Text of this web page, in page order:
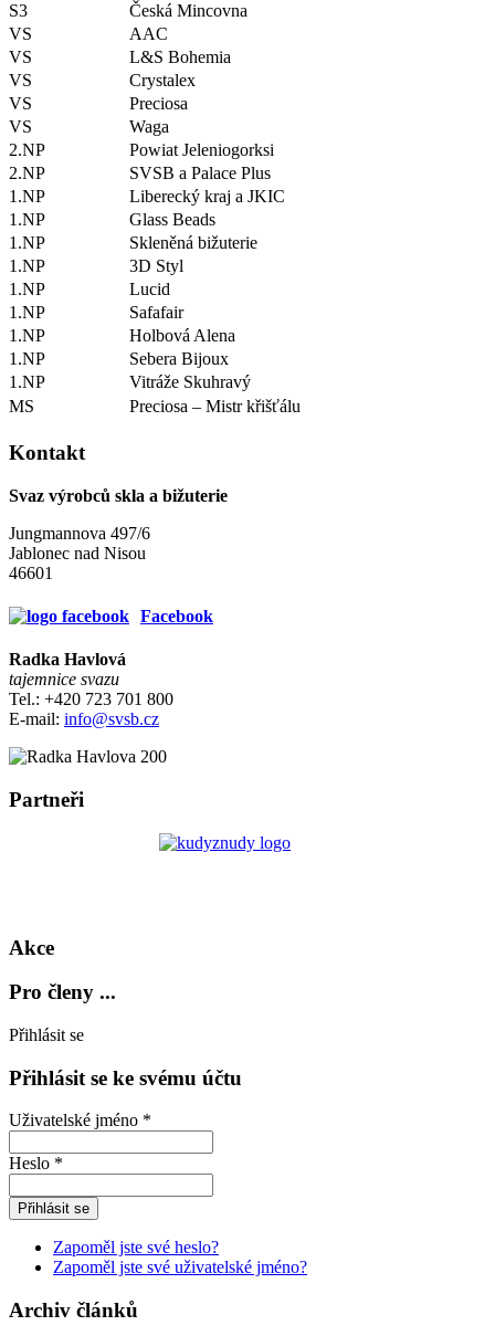
S3
Česká Mincovna
VS
AAC
VS
L&S Bohemia
VS
Crystalex
VS
Preciosa
VS
Waga
2.NP
Powiat Jeleniogorksi
2.NP
SVSB a Palace Plus
1.NP
Liberecký kraj a JKIC
1.NP
Glass Beads
1.NP
Skleněná bižuterie
1.NP
3D Styl
1.NP
Lucid
1.NP
Safafair
1.NP
Holbová Alena
1.NP
Sebera Bijoux
1.NP
Vitráže Skuhravý
MS
Preciosa – Mistr křišťálu
Kontakt
Svaz výrobců skla a bižuterie
Jungmannova 497/6
Jablonec nad Nisou
46601
Facebook
Radka Havlová
tajemnice svazu
Tel.: +420 723 701 800
E-mail: info@svsb.cz
Partneři
Akce
Pro členy ...
Přihlásit se
Přihlásit se ke svému účtu
Uživatelské jméno *
Heslo *
Zapoměl jste své heslo?
Zapoměl jste své uživatelské jméno?
Archiv článků